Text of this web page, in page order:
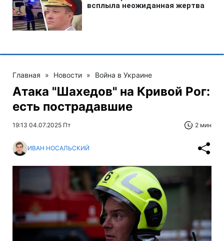
Главная » Новости » Война в Украине
Атака "Шахедов" на Кривой Рог:
есть пострадавшие
19:13 04.07.2025 Пт 2 мин
ИВАН НОСАЛЬСКИЙ